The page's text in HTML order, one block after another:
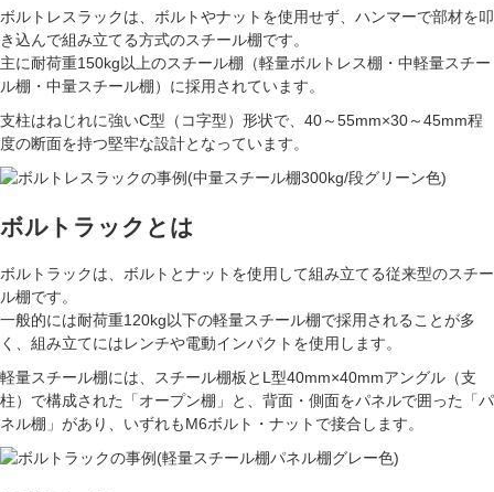
ボルトレスラックは、ボルトやナットを使用せず、ハンマーで部材を叩
き込んで組み立てる方式のスチール棚です。
主に耐荷重150kg以上のスチール棚（軽量ボルトレス棚・中軽量スチー
ル棚・中量スチール棚）に採用されています。
支柱はねじれに強いC型（コ字型）形状で、40～55mm×30～45mm程
度の断面を持つ堅牢な設計となっています。
ボルトラックとは
ボルトラックは、ボルトとナットを使用して組み立てる従来型のスチー
ル棚です。
一般的には耐荷重120kg以下の軽量スチール棚で採用されることが多
く、組み立てにはレンチや電動インパクトを使用します。
軽量スチール棚には、スチール棚板とL型40mm×40mmアングル（支
柱）で構成された「オープン棚」と、背面・側面をパネルで囲った「パ
ネル棚」があり、いずれもM6ボルト・ナットで接合します。